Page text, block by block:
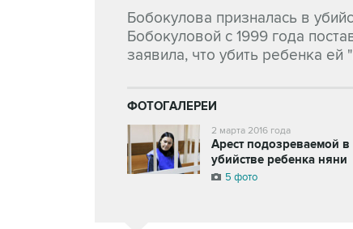
Бобокулова призналась в
Бобокуловой с 1999 года
заявила, что убить ребенка ей
ФОТОГАЛЕРЕИ
2 марта 2016 года
Арест подозреваемой в
убийстве ребенка няни
5 фото